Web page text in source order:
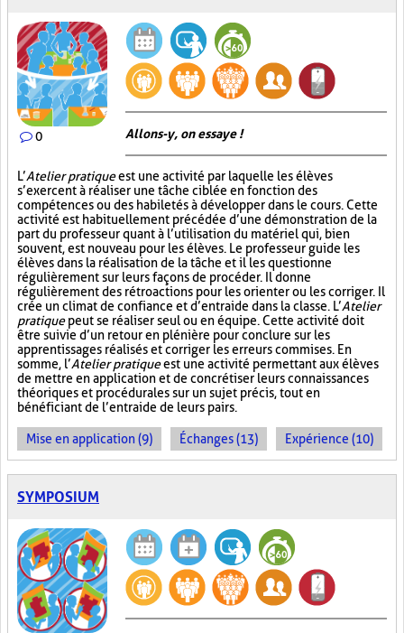
0 Allons-y, on essaye !
L’Atelier pratiqueest une activité par laquelle les élèves
s’exercent à réaliser une tâche ciblée en fonction des
compétences ou des habiletés à développer dans le cours. Cette
activité est habituellement précédée d’une démonstration de la
part du professeur quant à l’utilisation du matériel qui, bien
souvent, est nouveau pour les élèves. Le professeur guide les
élèves dans la réalisation de la tâche et il les questionne
régulièrement sur leurs façons de procéder. Il donne
régulièrement des rétroactions pour les orienter ou les corriger. Il
crée un climat de confiance et d’entraide dans la classe. L’Atelier
pratiquepeut se réaliser seul ou en équipe. Cette activité doit
être suivie d’un retour en plénière pour conclure sur les
apprentissages réalisés et corriger les erreurs commises. En
somme, l’Atelier pratiqueest une activité permettant aux élèves
de mettre en application et de concrétiser leurs connaissances
théoriques et procédurales sur un sujet précis, tout en
bénéficiant de l’entraide de leurs pairs.
Mise en application (9) Échanges (13) Expérience (10)
SYMPOSIUM